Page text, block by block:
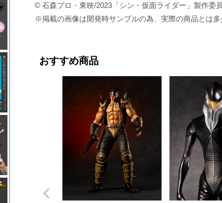
© 石森プロ・東映/2023「シン・仮面ライダー」製作委
※掲載の画像は開発時サンプルの為、実際の商品とは
おすすめ商品